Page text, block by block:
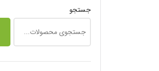
جستجو